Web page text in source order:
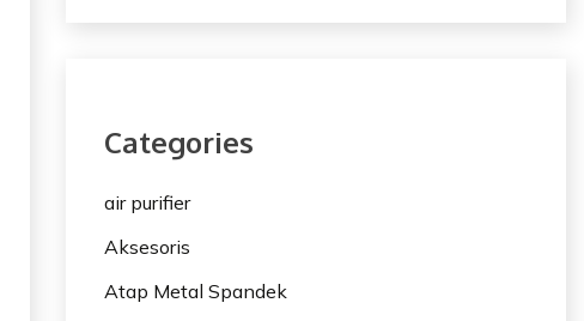
Categories
air purifier
Aksesoris
Atap Metal Spandek